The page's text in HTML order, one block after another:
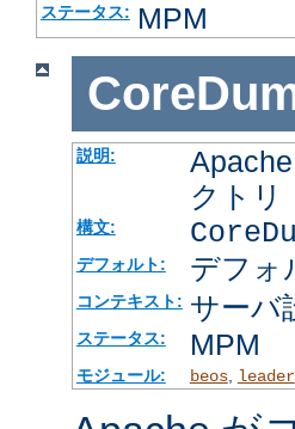
ステータス: MPM
説明:
クトリ
構文:
デフォルト: デフォ
コンテキスト: サーバ
ステータス: MPM
モジュール: beos, leader,